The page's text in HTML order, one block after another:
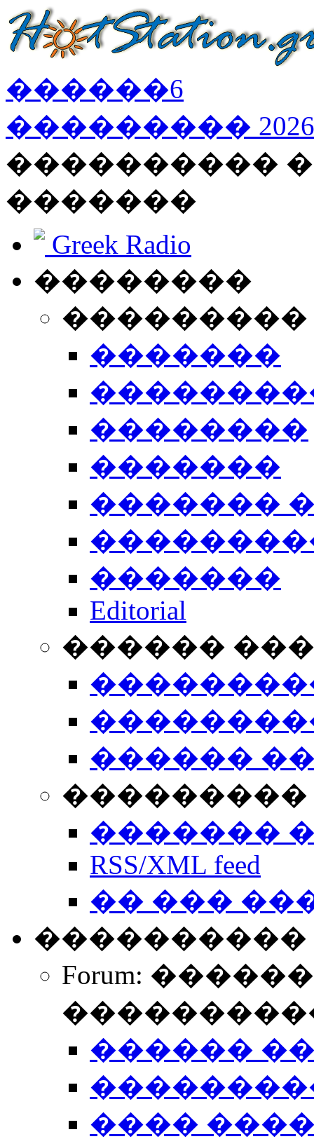
������6
��������� 2026
����������
�������
Greek Radio
��������
�������
��������
�������
�������
�������
Editorial
������
������
���������
�������
RSS/XML feed
�� ���
����������
Forum:
������
����